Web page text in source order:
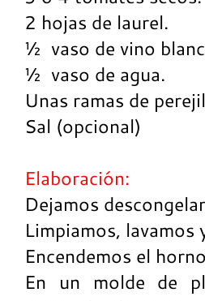
2 hojas de laurel.
½ vaso de vino
½ vaso de agua.
Unas ramas de
Sal (opcional)
Elaboración:
Dejamos
Limpiamos, lavamos
Encendemos el
En un molde de